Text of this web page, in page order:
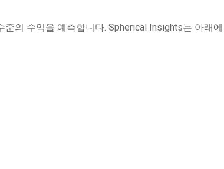
의 수익을 예측합니다. Spherical Insights는 아래